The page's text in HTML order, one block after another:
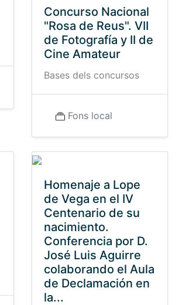
Concurso Nacional
"Rosa de Reus". VII
de Fotografía y II de
Cine Amateur
Bases dels concursos
Fons local
Homenaje a Lope
de Vega en el IV
Centenario de su
nacimiento.
Conferencia por D.
José Luis Aguirre
colaborando el Aula
de Declamación en
la...